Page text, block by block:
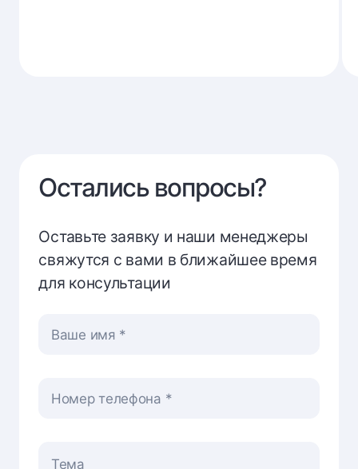
Остались вопросы?
Оставьте заявку и наши менеджеры
свяжутся с вами в ближайшее время
для консультации
Ваше имя
Номер телефона